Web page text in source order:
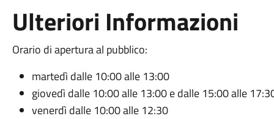
Ulteriori Informazioni
Orario di apertura al pubblico:
martedì dalle 10:00 alle 13:00
giovedì dalle 10:00 alle 13:00 e dalle 15:00 alle
venerdì dalle 10:00 alle 12:30